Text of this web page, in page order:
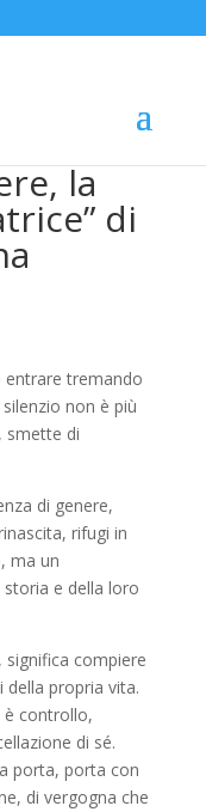
la
di
entrare tremando
non è più
smette di
di genere,
rifugi in
ma un
e della loro
compiere
propria vita.
è controllo,
di sé.
porta, porta con
di vergogna che